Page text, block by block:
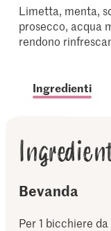
Limetta, menta,
prosecco, acqua
rendono
Ingredienti
Bevanda
Per 1 bicchiere